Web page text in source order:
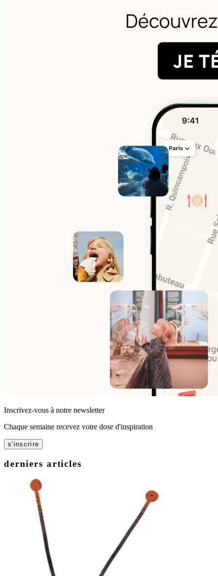
Inscrivez-vous à notre newsletter
Chaque semaine recevez votre dose d'inspiration
s'inscrire
derniers articles